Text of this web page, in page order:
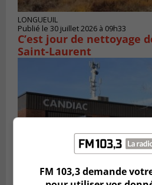
LONGUEUIL
Publié le 30 juillet 2026 à 09h33
C’est jour de nettoyage
Saint-Laurent
FM 103,3 demande